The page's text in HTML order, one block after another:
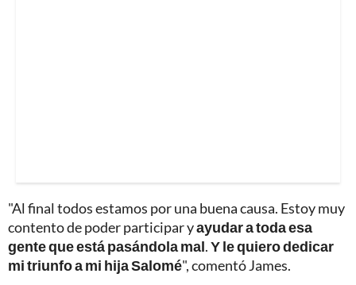
"Al final todos estamos por una buena causa. Estoy muy
contento de poder participar yayudar a toda esa
gente que está pasándola mal.Yle quiero dedicar
mi triunfo a mi hija Salomé", comentó James.